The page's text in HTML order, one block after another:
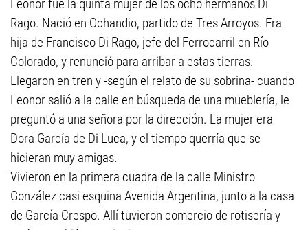
Leonor fue la quinta mujer de los ocho hermanos Di
Rago. Nació en Ochandio, partido de Tres Arroyos. Era
hija de Francisco Di Rago, jefe del Ferrocarril en Río
Colorado, y renunció para arribar a estas tierras.
Llegaron en tren y -según el relato de su sobrina- cuando
Leonor salió a la calle en búsqueda de una mueblería, le
preguntó a una señora por la dirección. La mujer era
Dora García de Di Luca, y el tiempo querría que se
hicieran muy amigas.
Vivieron en la primera cuadra de la calle Ministro
González casi esquina Avenida Argentina, junto a la casa
de García Crespo. Allí tuvieron comercio de rotisería y